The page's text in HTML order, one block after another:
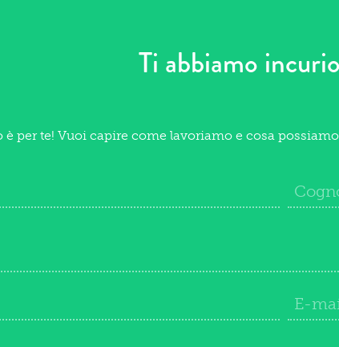
Ti abbiamo
è per te! Vuoi capire come lavoriamo e cosa